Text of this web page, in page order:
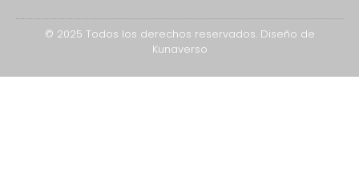
© 2025 Todos los derechos reservados. Diseño de
Kunaverso